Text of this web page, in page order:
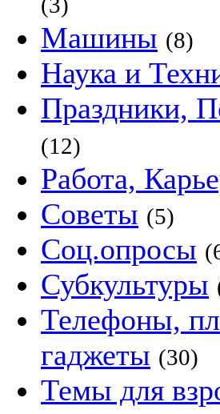
Машины (8)
Наука и
Праздники,
(12)
Работа,
Советы (5)
Соц.опросы
Субкультуры
Телефоны,
гаджеты (30)
Темы для